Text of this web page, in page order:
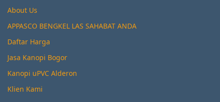
About Us
APPASCO BENGKEL LAS SAHABAT ANDA
Daftar Harga
Jasa Kanopi Bogor
Kanopi uPVC Alderon
Klien Kami